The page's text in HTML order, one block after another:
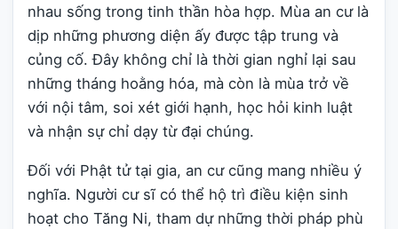
nhau sống trong tinh thần hòa hợp. Mùa an cư là
dịp những phương diện ấy được tập trung và
củng cố. Đây không chỉ là thời gian nghỉ lại sau
những tháng hoằng hóa, mà còn là mùa trở về
với nội tâm, soi xét giới hạnh, học hỏi kinh luật
và nhận sự chỉ dạy từ đại chúng.
Đối với Phật tử tại gia, an cư cũng mang nhiều ý
nghĩa. Người cư sĩ có thể hộ trì điều kiện sinh
hoạt cho Tăng Ni, tham dự những thời pháp phù